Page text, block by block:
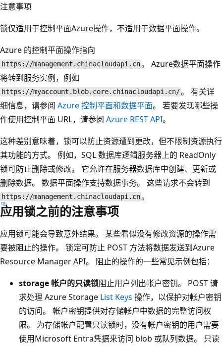
注意事项
锁仅适用于控制平面Azure操作，不适用于数据平面操作。
Azure 的控制平面操作指向
https://management.chinacloudapi.cn。 Azure数据平面操作
将转到服务实例，例如
https://myaccount.blob.core.chinacloudapi.cn/。 有关详
细信息，请参阅 Azure 控制平面和数据平面。 若要发现哪些操
作使用控制平面 URL，请参阅 Azure REST API。
这种差别意味着，锁可以防止资源遭到更改，但不限制资源执行
其功能的方式。 例如，SQL 数据库逻辑服务器上的 ReadOnly
锁可防止删除或修改。 它允许在服务器数据库中创建、更新或
删除数据。 数据平面操作支持数据事务。 这些请求不会转到
https://management.chinacloudapi.cn。
应用锁之前的注意事项
应用锁可能会导致意外结果。 某些看似没有修改资源的操作需
要被阻止的操作。 锁定可防止 POST 方法将数据发送到Azure
Resource Manager API。 阻止的操作的一些常见示例包括：
storage 帐户的只读锁阻止用户列出帐户密钥。 POST 请
求处理 Azure Storage List Keys 操作，以保护对帐户密钥
的访问。 帐户密钥提供对存储帐户中数据的完整访问权
限。 为存储帐户配置只读锁时，没有帐户密钥的用户需要
使用Microsoft Entra凭据来访问 blob 或队列数据。 只读